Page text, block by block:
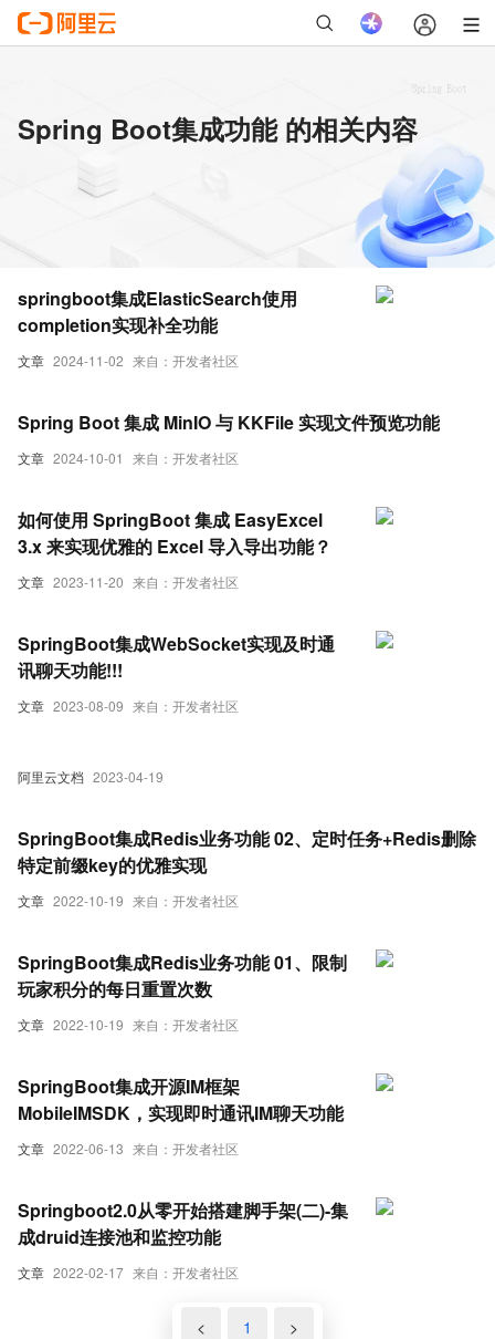
Spring Boot集成功能 的相关内容
文章 2024-11-02 来自：开发者社区
springboot集成ElasticSearch使用
completion实现补全功能
文章 2024-10-01 来自：开发者社区
Spring Boot 集成 MinIO 与 KKFile 实现文件预览功能
文章 2023-11-20 来自：开发者社区
如何使用 SpringBoot 集成 EasyExcel
3.x 来实现优雅的 Excel 导入导出功能？
文章 2023-08-09 来自：开发者社区
SpringBoot集成WebSocket实现及时通
讯聊天功能!!!
阿里云文档 2023-04-19
文章 2022-10-19 来自：开发者社区
SpringBoot集成Redis业务功能 02、定时任务+Redis删除
特定前缀key的优雅实现
文章 2022-10-19 来自：开发者社区
SpringBoot集成Redis业务功能 01、限制
玩家积分的每日重置次数
文章 2022-06-13 来自：开发者社区
SpringBoot集成开源IM框架
MobileIMSDK，实现即时通讯IM聊天功能
文章 2022-02-17 来自：开发者社区
Springboot2.0从零开始搭建脚手架(二)-集
成druid连接池和监控功能
< 1 >